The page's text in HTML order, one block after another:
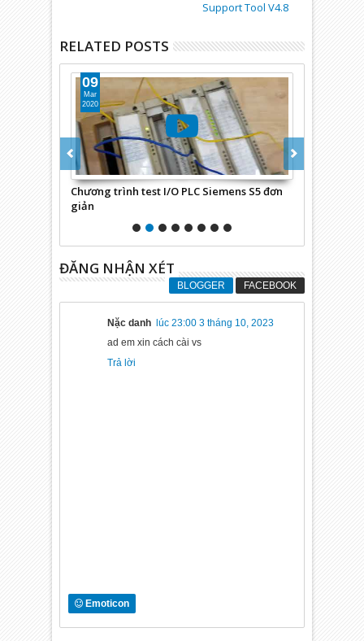
Support Tool V4.8
RELATED POSTS
Chương trình test I/O PLC Siemens S5 đơn
giản
09
Mar
2020
ĐĂNG NHẬN XÉT
BLOGGER FACEBOOK
Nặc danh
lúc 23:00 3 tháng 10, 2023
ad em xin cách cài vs
Trả lời
Emoticon